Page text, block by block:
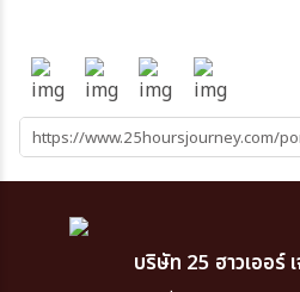
บริษัท 25 ฮาวเออร์